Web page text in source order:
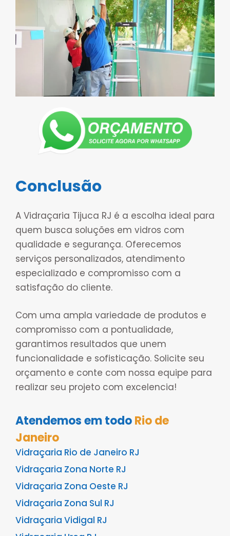
Conclusão
A Vidraçaria Tijuca RJ é a escolha ideal para
quem busca soluções em vidros com
qualidade e segurança. Oferecemos
serviços personalizados, atendimento
especializado e compromisso com a
satisfação do cliente.
Com uma ampla variedade de produtos e
compromisso com a pontualidade,
garantimos resultados que unem
funcionalidade e sofisticação. Solicite seu
orçamento e conte com nossa equipe para
realizar seu projeto com excelencia!
Atendemos em todoRio de
Janeiro
Vidraçaria Rio de Janeiro RJ
Vidraçaria Zona Norte RJ
Vidraçaria Zona Oeste RJ
Vidraçaria Zona Sul RJ
Vidraçaria Vidigal RJ